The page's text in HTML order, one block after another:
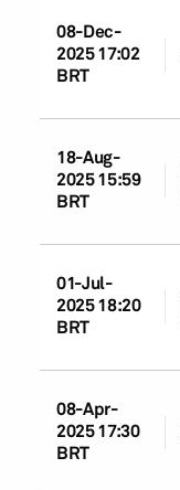
08-Dec-
2025 17:02
BRT
18-Aug-
2025 15:59
BRT
01-Jul-
2025 18:20
BRT
08-Apr-
2025 17:30
BRT